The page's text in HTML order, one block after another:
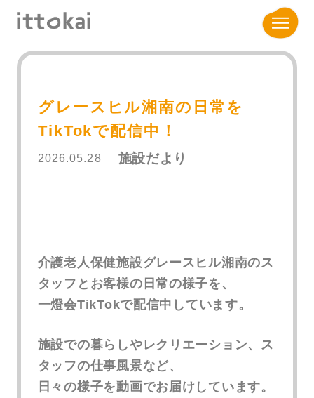
グレースヒル湘南の日常を
TikTokで配信中！
2026.05.28 施設だより
介護老人保健施設グレースヒル湘南のス
タッフとお客様の日常の様子を、
一燈会TikTokで配信中しています。
施設での暮らしやレクリエーション、ス
タッフの仕事風景など、
日々の様子を動画でお届けしています。